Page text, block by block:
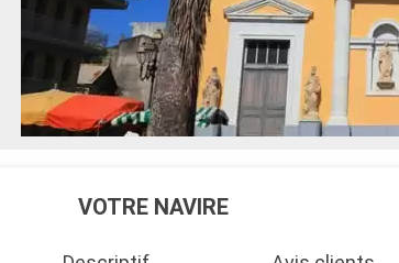
VOTRE NAVIRE